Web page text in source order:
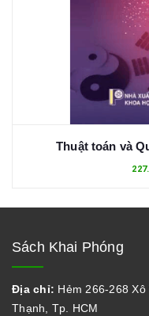
Thuật toán và
Sách Khai Phóng
Địa chỉ: Hẻm 266-268
Thạnh, Tp. HCM